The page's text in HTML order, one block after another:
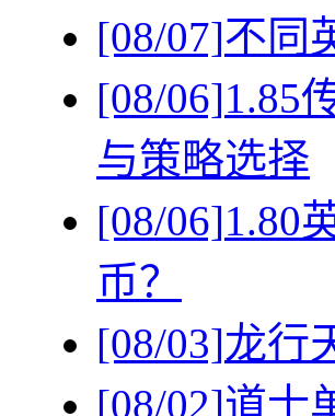
[08/07]不同
[08/06]1.85
与策略选择
[08/06]1.80
币？
[08/03]龙行
[08/02]道士